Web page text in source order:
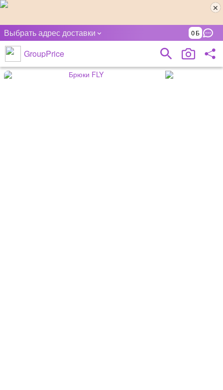
Выбрать адрес доставки 0
GroupPrice